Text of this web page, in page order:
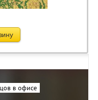
в офисе